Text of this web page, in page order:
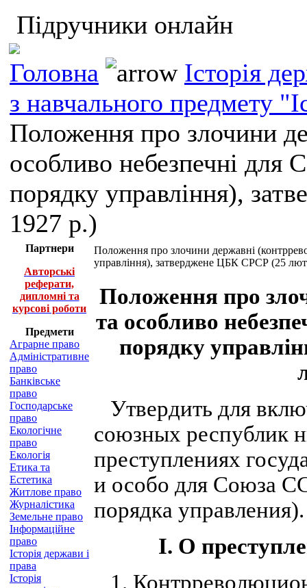
Підручники онлайн
Головна
Історія
з навчального предмету
Положення про злочини
особливо небезпечні для
порядку управління),
1927 р.)
Партнери
Авторські
реферати,
дипломні та
курсові роботи
Предмети
Аграрне право
Адміністративне
право
Банківське
право
Господарське
право
Екологічне
право
Екологія
Етика та
Естетика
Житлове право
Журналістика
Земельне право
Інформаційне
право
Історія держави і
права
Історія
Положення про злочини державні
управління), затверджене ЦБК СРСР (25
Положення про
та особливо
порядку
Утвердить для
союзных республик
преступлениях
и особо для Союза
порядка управления).
I. О
1.